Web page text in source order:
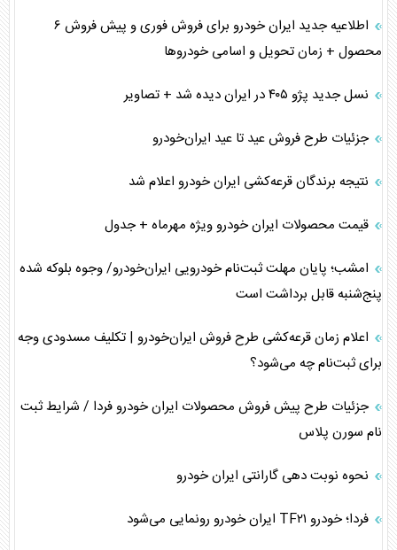
اطلاعیه جدید ایران خودرو برای فروش فوری و پیش فروش ۶
محصول + زمان تحویل و اسامی خودرو‌ها
نسل جدید پژو ۴۰۵ در ایران دیده شد + تصاویر
جزئیات طرح فروش عید تا عید ایران‌خودرو
نتیجه برندگان قرعه‌کشی ایران خودرو اعلام شد
قیمت محصولات ایران خودرو ویژه مهرماه + جدول
امشب؛ پایان مهلت ثبت‌نام خودرویی ایران‌خودرو/ وجوه بلوکه شده
پنج‌شنبه قابل برداشت است
اعلام زمان قرعه‌کشی طرح فروش ایران‌خودرو | تکلیف مسدودی وجه
برای ثبت‌نام چه می‌شود؟
جزئیات طرح پیش فروش محصولات ایران خودرو فردا / شرایط ثبت
نام سورن پلاس
نحوه نوبت دهی گارانتی ایران خودرو
فردا؛ خودرو TF۲۱ ایران خودرو رونمایی می‌شود